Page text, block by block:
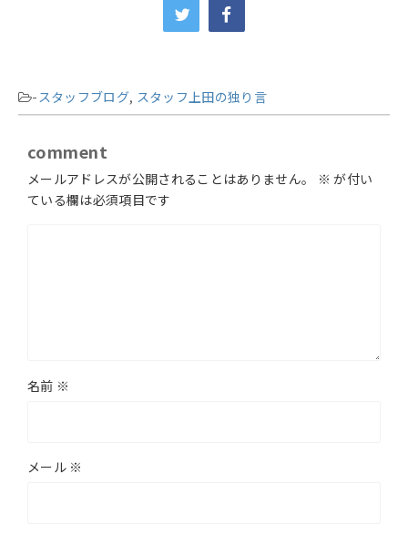
-スタッフブログ, スタッフ上田の独り言
comment
メールアドレスが公開されることはありません。 ※ が付い
ている欄は必須項目です
名前 ※
メール ※